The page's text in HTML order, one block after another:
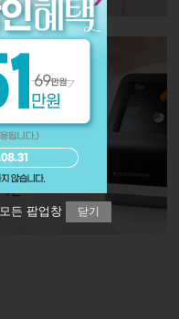
모든 팝업창 닫기